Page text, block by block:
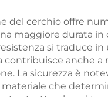
del cerchio offre
maggiore durata
si traduce
contribuisce anche
La sicurezza è
che